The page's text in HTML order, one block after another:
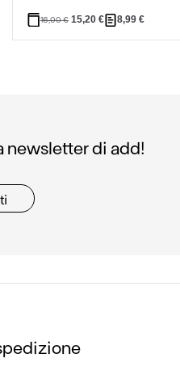
16,00€ 15,20 € 8,99€
newsletter di add!